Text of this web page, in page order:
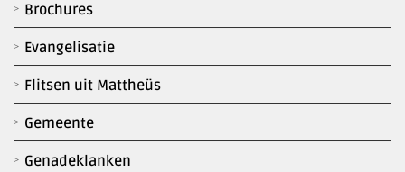
Brochures
Evangelisatie
Flitsen uit Mattheüs
Gemeente
Genadeklanken